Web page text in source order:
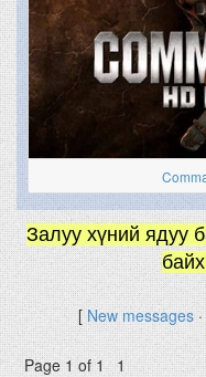
Залуу хүний ядуу
[New messages·
Page1of1 1